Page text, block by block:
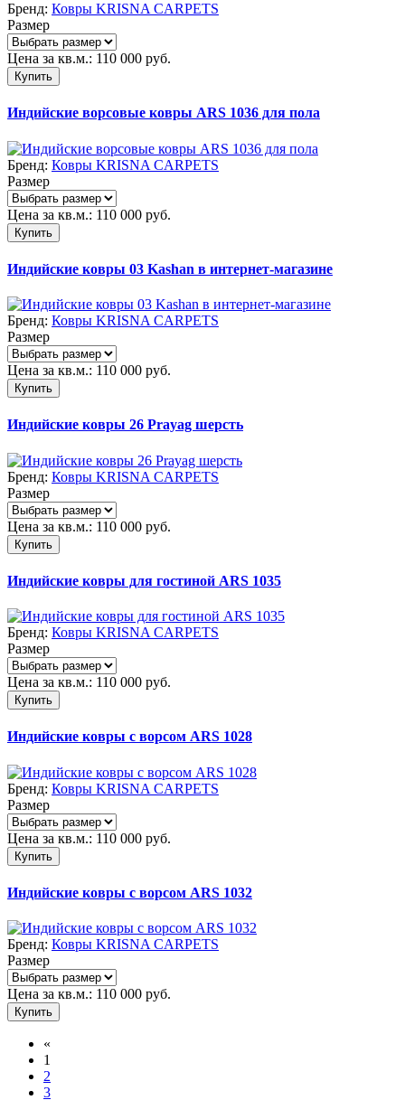
Бренд: Ковры KRISNA CARPETS
Размер
Цена за кв.м.: 110 000 руб.
Купить
Индийские ворсовые ковры ARS 1036 для пола
Бренд: Ковры KRISNA CARPETS
Размер
Цена за кв.м.: 110 000 руб.
Купить
Индийские ковры 03 Kashan в интернет-магазине
Бренд: Ковры KRISNA CARPETS
Размер
Цена за кв.м.: 110 000 руб.
Купить
Индийские ковры 26 Prayag шерсть
Бренд: Ковры KRISNA CARPETS
Размер
Цена за кв.м.: 110 000 руб.
Купить
Индийские ковры для гостиной ARS 1035
Бренд: Ковры KRISNA CARPETS
Размер
Цена за кв.м.: 110 000 руб.
Купить
Индийские ковры с ворсом ARS 1028
Бренд: Ковры KRISNA CARPETS
Размер
Цена за кв.м.: 110 000 руб.
Купить
Индийские ковры с ворсом ARS 1032
Бренд: Ковры KRISNA CARPETS
Размер
Цена за кв.м.: 110 000 руб.
Купить
«
1
2
3